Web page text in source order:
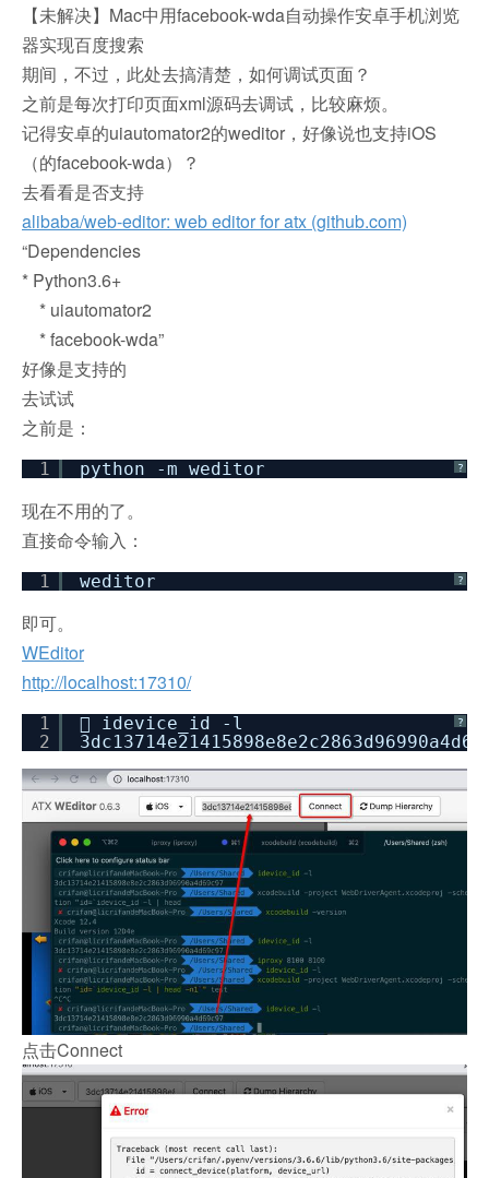
【未解决】Mac中用facebook-wda自动操作安卓手机浏览
器实现百度搜索
期间， 不过，此处去搞清楚，如何调试页面？
之前是每次打印页面xml源码去调试，比较麻烦。
记得安卓的uiautomator2的weditor，好像说也支持iOS
（的facebook-wda）？
去看看是否支持
alibaba/web-editor: web editor for atx (github.com)
“Dependencies
* Python3.6+
* uiautomator2
* facebook-wda”
好像是支持的
去试试
之前是：
?
1 python -m weditor
现在不用的了。
直接命令输入：
?
1 weditor
即可。
WEditor
http://localhost:17310/
?
1
2
 idevice_id -l
点击Connect